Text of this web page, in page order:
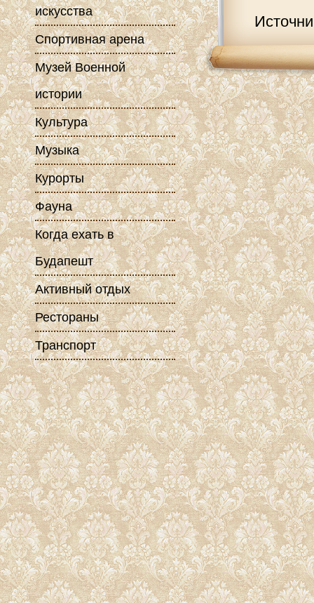
искусства
Спортивная арена
Музей Военной
истории
Культура
Музыка
Курорты
Фауна
Когда ехать в
Будапешт
Активный отдых
Рестораны
Транспорт